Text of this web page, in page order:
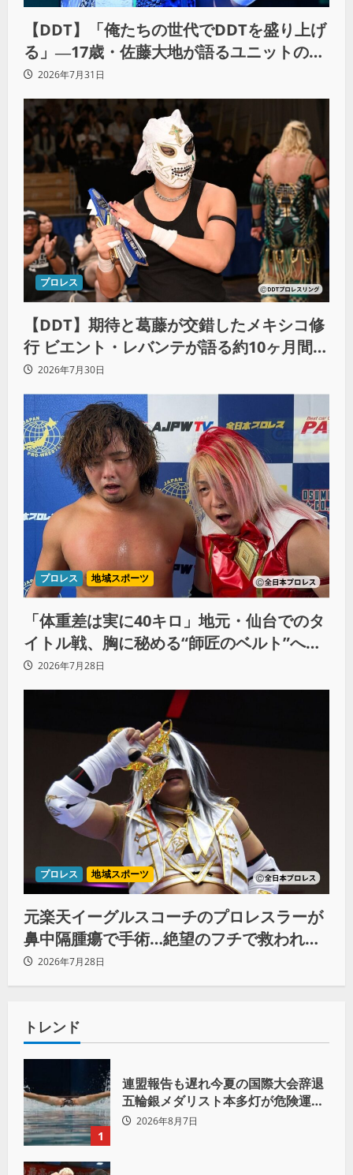
【DDT】「俺たちの世代でDDTを盛り上げ
る」―17歳・佐藤大地が語るユニットの絆
とシングル王座への飽くなき野望
2026年7月31日
プロレス
【DDT】期待と葛藤が交錯したメキシコ修
行 ビエント・レバンテが語る約10ヶ月間の
苦悩「くすぶっている自分に腹を立ててい
る」
2026年7月30日
プロレス 地域スポーツ
「体重差は実に40キロ」地元・仙台でのタ
イトル戦、胸に秘める“師匠のベルト”への
想いと同期決戦への決意
2026年7月28日
プロレス 地域スポーツ
元楽天イーグルスコーチのプロレスラーが
鼻中隔腫瘍で手術…絶望のフチで救われた
リーダーの言葉
2026年7月28日
トレンド
1
連盟報告も遅れ今夏の国際大会辞退
五輪銀メダリスト本多灯が危険運転
致傷で起訴
2026年8月7日